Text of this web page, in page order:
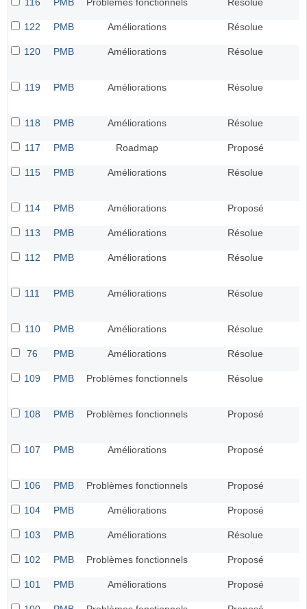
122 PMB Améliorations Résolue
120 PMB Améliorations Résolue
119 PMB Améliorations Résolue
118 PMB Améliorations Résolue
117 PMB Roadmap Proposé
115 PMB Améliorations Résolue
114 PMB Améliorations Proposé
113 PMB Améliorations Résolue
112 PMB Améliorations Résolue
111 PMB Améliorations Résolue
110 PMB Améliorations Résolue
76 PMB Améliorations Résolue
109 PMB Problèmes fonctionnels Résolue
108 PMB Problèmes fonctionnels Proposé
107 PMB Améliorations Proposé
106 PMB Problèmes fonctionnels Proposé
104 PMB Améliorations Proposé
103 PMB Améliorations Résolue
102 PMB Problèmes fonctionnels Proposé
101 PMB Améliorations Proposé